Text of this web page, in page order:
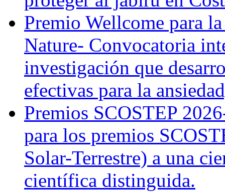
Premio Wellcome para
Nature- Convocatoria
investigación que
efectivas para la
Premios SCOSTEP
para los premios
Solar-Terrestre) a una
científica distinguida.